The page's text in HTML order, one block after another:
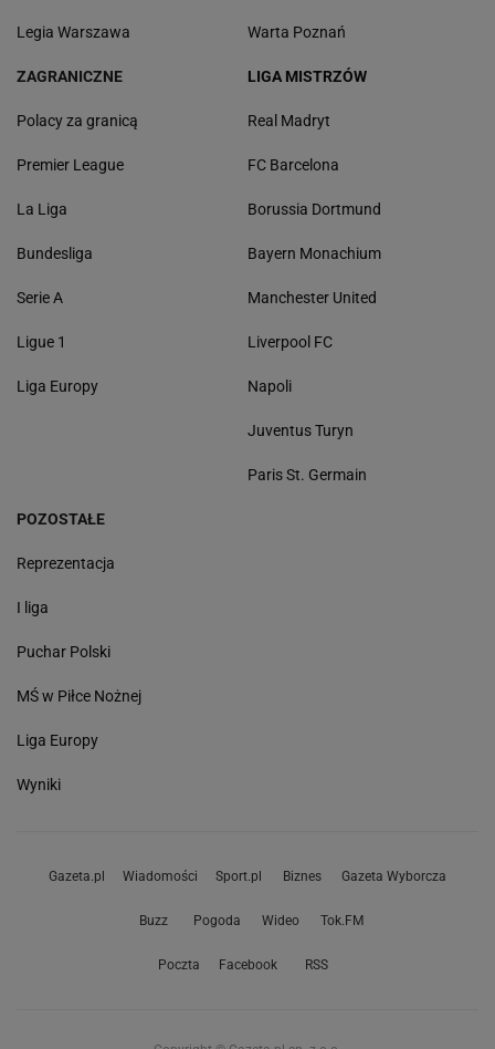
Legia Warszawa Warta Poznań
ZAGRANICZNE
Polacy za granicą
Premier League
La Liga
Bundesliga
Serie A
Ligue 1
Liga Europy
LIGA MISTRZÓW
Real Madryt
FC Barcelona
Borussia Dortmund
Bayern Monachium
Manchester United
Liverpool FC
Napoli
Juventus Turyn
Paris St. Germain
POZOSTAŁE
Reprezentacja
I liga
Puchar Polski
MŚ w Piłce Nożnej
Liga Europy
Wyniki
Gazeta.pl Wiadomości Sport.pl Biznes Gazeta Wyborcza
Buzz Pogoda Wideo Tok.FM
Poczta Facebook RSS